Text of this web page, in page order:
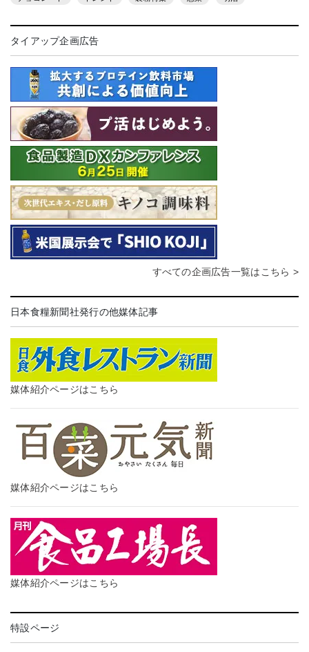
タイアップ企画広告
すべての企画広告一覧はこちら >
日本食糧新聞社発行の他媒体記事
媒体紹介ページはこちら
媒体紹介ページはこちら
媒体紹介ページはこちら
特設ページ